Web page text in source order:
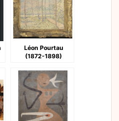
Léon Pourtau
(1872-1898)